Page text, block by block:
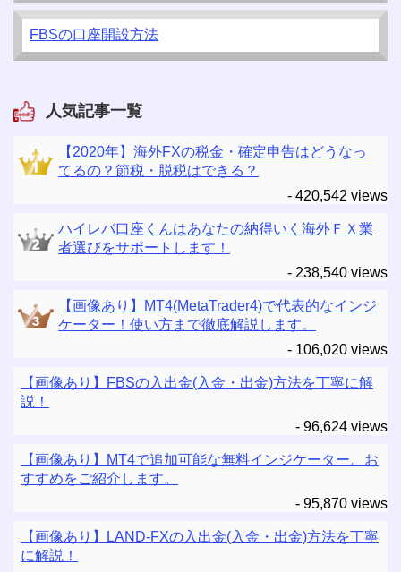
FBSの口座開設方法
人気記事一覧
【2020年】海外FXの税金・確定申告はどうなっ
てるの？節税・脱税はできる？
- 420,542 views
ハイレバ口座くんはあなたの納得いく海外ＦＸ業
者選びをサポートします！
- 238,540 views
【画像あり】MT4(MetaTrader4)で代表的なインジ
ケーター！使い方まで徹底解説します。
- 106,020 views
【画像あり】FBSの入出金(入金・出金)方法を丁寧に解
説！
- 96,624 views
【画像あり】MT4で追加可能な無料インジケーター。お
すすめをご紹介します。
- 95,870 views
【画像あり】LAND-FXの入出金(入金・出金)方法を丁寧
に解説！